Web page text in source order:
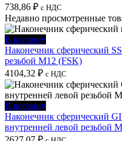
738,86 ₽ с НДС
Недавно просмотренные
В корзину
Наконечник сферический
резьбой M12 (FSK)
4104,32 ₽ с НДС
В корзину
Наконечник сферический
внутренней левой резьбой